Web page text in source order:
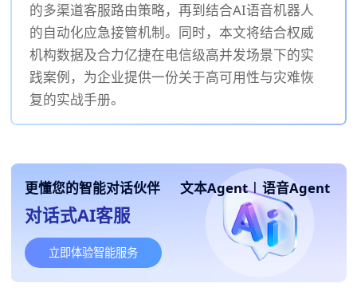
的多渠道客服路由策略，再到结合AI语音机器人
的自动化应急接管机制。同时，本文将结合权威
机构数据及合力亿捷在电信级高并发场景下的实
践案例，为企业提供一份关于高可用性与灾难恢
复的实战手册。
更懂您的智能对话伙伴 文本Agent | 语音Agent
对话式AI客服
立即体验智能服务